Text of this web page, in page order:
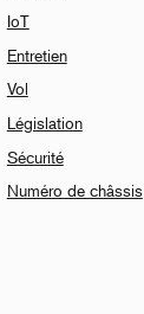
IoT
Entretien
Vol
Législation
Sécurité
Numéro de châssis